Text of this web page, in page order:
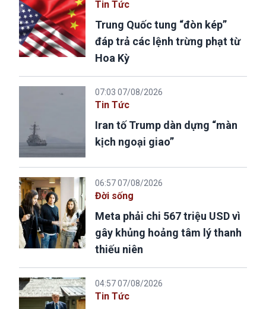
Tin Tức
Trung Quốc tung “đòn kép”
đáp trả các lệnh trừng phạt từ
Hoa Kỳ
07:03 07/08/2026
Tin Tức
Iran tố Trump dàn dựng “màn
kịch ngoại giao”
06:57 07/08/2026
Đời sống
Meta phải chi 567 triệu USD vì
gây khủng hoảng tâm lý thanh
thiếu niên
04:57 07/08/2026
Tin Tức